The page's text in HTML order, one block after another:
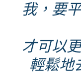
我，要
才可以
輕鬆地